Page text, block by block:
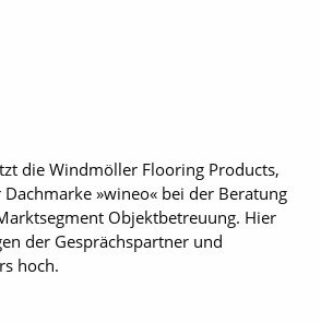
die Windmöller Flooring Products,
»wineo« bei der Beratung
Objektbetreuung. Hier
der Gesprächspartner und
hoch.